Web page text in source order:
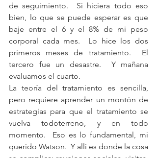
de seguimiento.  Si hiciera todo eso
bien, lo que se puede esperar es que
baje entre el 6 y el 8% de mi peso
corporal cada mes.  Lo hice los dos
primeros meses de tratamiento.  El
tercero fue un desastre.  Y mañana
evaluamos el cuarto.
La teoría del tratamiento es sencilla,
pero requiere aprender un montón de
estrategias para que el tratamiento se
vuelva todoterreno, y en todo
momento.  Eso es lo fundamental, mi
querido Watson.  Y allí es donde la cosa